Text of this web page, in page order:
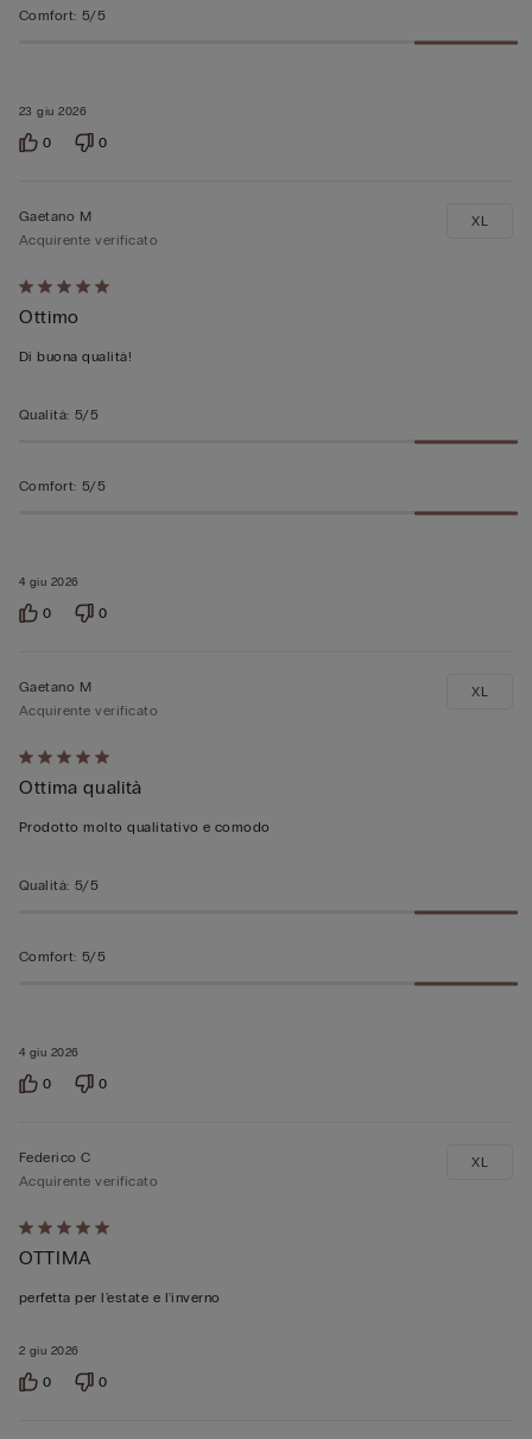
23 giu 2026
Comfort: 5/5
0 0
Valutato
5
su
4 giu 2026
Gaetano M
Acquirente verificato
Ottimo
Di buona qualità!
XL
Qualità: 5/5
Comfort: 5/5
0 0
Valutato
5
su
4 giu 2026
Gaetano M
Acquirente verificato
Ottima qualità
Prodotto molto qualitativo e comodo
XL
Qualità: 5/5
Comfort: 5/5
0 0
Valutato
5
su
2 giu 2026
Federico C
Acquirente verificato
OTTIMA
perfetta per l'estate e l'inverno
XL
0 0